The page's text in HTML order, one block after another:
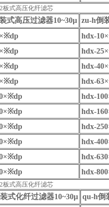
板式高压化纤滤芯
式高压过滤器10~30μ zu-h倒
dp hdx-10
dp hdx-25
dp hdx-40
dp hdx-63
×※dp hdx-100
×※dp hdx-160
×※dp hdx-250
×※dp hdx-400
×※dp hdx-630
×※dp hdx-800
板式高压化纤滤芯
式化纤过滤器10~30μ qu-h倒